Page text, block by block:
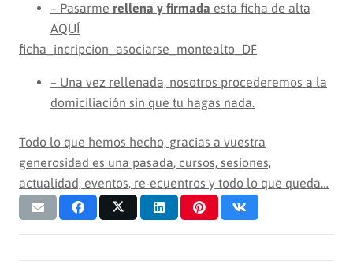
– Pasarme rellena y firmada esta ficha de alta
AQUÍ
ficha_incripcion_asociarse_montealto_DF
– Una vez rellenada, nosotros procederemos a la
domiciliación sin que tu hagas nada.
Todo lo que hemos hecho, gracias a vuestra
generosidad es una pasada, cursos, sesiones,
actualidad, eventos, re-ecuentros y todo lo que queda…